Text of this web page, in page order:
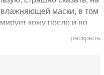
маски, в том
кожу после и во
раскрыть